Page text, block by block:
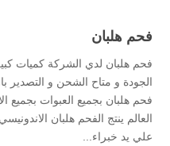
فحم هلبان
فحم هلبان لدي الشركة كميات
الجودة و متاح الشحن و التصدير
فحم هلبان بجميع العبوات بجميع
العالم ينتج الفحم هلبان
علي يد خبراء...